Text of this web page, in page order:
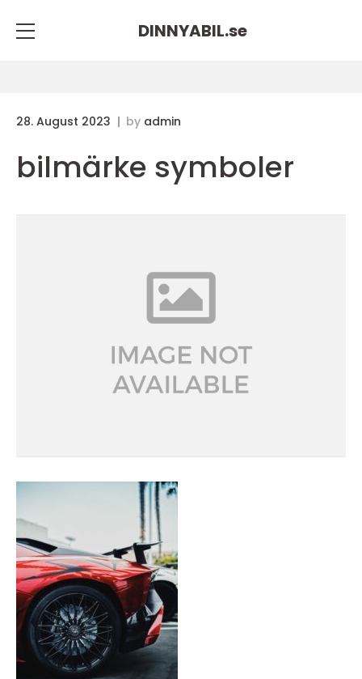
DINNYABIL.se
28. August 2023 by admin
bilmärke symboler